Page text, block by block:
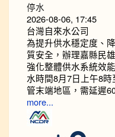
停水
2026-08-06, 17:45
台灣自來水公司
為提升供水穩定度、
質安全，辦理嘉縣民
強化整體供水系統效
水時間8月7日上午8
管末端地區，需延遲
more...